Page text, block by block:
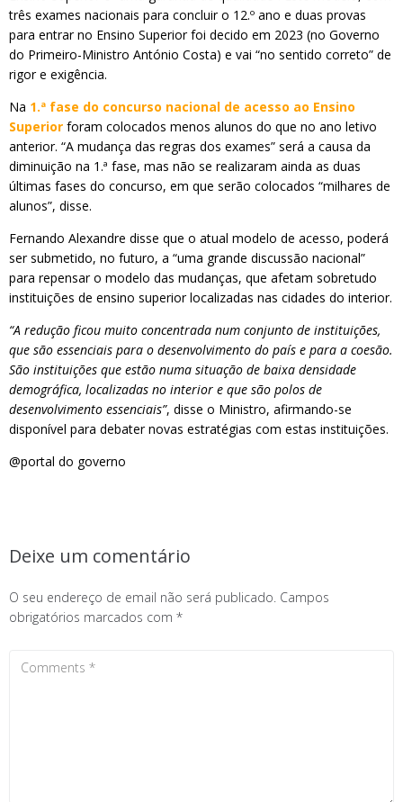
três exames nacionais para concluir o 12.º ano e duas provas
para entrar no Ensino Superior foi decido em 2023 (no Governo
do Primeiro-Ministro António Costa) e vai “no sentido correto” de
rigor e exigência.
Na 1.ª fase do concurso nacional de acesso ao Ensino
Superior foram colocados menos alunos do que no ano letivo
anterior. “A mudança das regras dos exames” será a causa da
diminuição na 1.ª fase, mas não se realizaram ainda as duas
últimas fases do concurso, em que serão colocados “milhares de
alunos”, disse.
Fernando Alexandre disse que o atual modelo de acesso, poderá
ser submetido, no futuro, a “uma grande discussão nacional”
para repensar o modelo das mudanças, que afetam sobretudo
instituições de ensino superior localizadas nas cidades do interior.
“A redução ficou muito concentrada num conjunto de instituições,
que são essenciais para o desenvolvimento do país e para a coesão.
São instituições que estão numa situação de baixa densidade
demográfica, localizadas no interior e que são polos de
desenvolvimento essenciais”, disse o Ministro, afirmando-se
disponível para debater novas estratégias com estas instituições.
@portal do governo
Deixe um comentário
O seu endereço de email não será publicado. Campos
obrigatórios marcados com *